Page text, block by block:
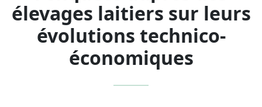
élevages laitiers sur leurs
évolutions technico-
économiques